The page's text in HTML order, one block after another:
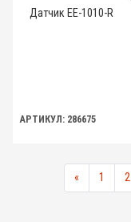
Датчик EE-1010-R
АРТИКУЛ: 286675
« 1 2